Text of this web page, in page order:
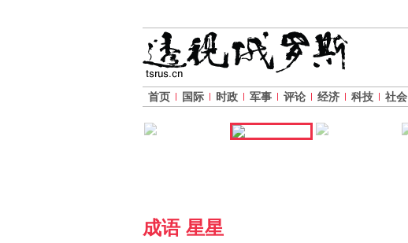
首页 国际 时政 军事 评论 经济 科技 社会
成语 星星